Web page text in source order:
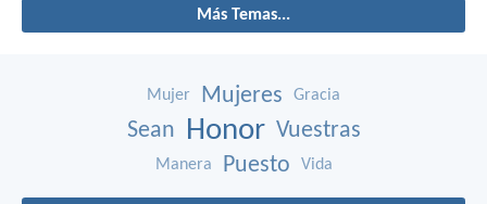
Más Temas...
Mujer Mujeres Gracia
Sean Honor Vuestras
Manera Puesto Vida